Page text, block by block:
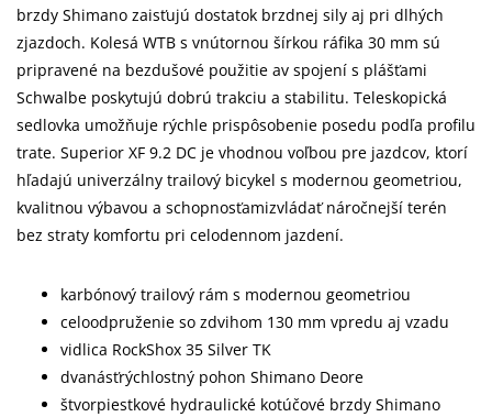
brzdy Shimano zaisťujú dostatok brzdnej sily aj pri dlhých
zjazdoch. Kolesá WTB s vnútornou šírkou ráfika 30 mm sú
pripravené na bezdušové použitie av spojení s plášťami
Schwalbe poskytujú dobrú trakciu a stabilitu. Teleskopická
sedlovka umožňuje rýchle prispôsobenie posedu podľa profilu
trate. Superior XF 9.2 DC je vhodnou voľbou pre jazdcov, ktorí
hľadajú univerzálny trailový bicykel s modernou geometriou,
kvalitnou výbavou a schopnosťamizvládať náročnejší terén
bez straty komfortu pri celodennom jazdení.
karbónový trailový rám s modernou geometriou
celoodpruženie so zdvihom 130 mm vpredu aj vzadu
vidlica RockShox 35 Silver TK
dvanásťrýchlostný pohon Shimano Deore
štvorpiestkové hydraulické kotúčové brzdy Shimano